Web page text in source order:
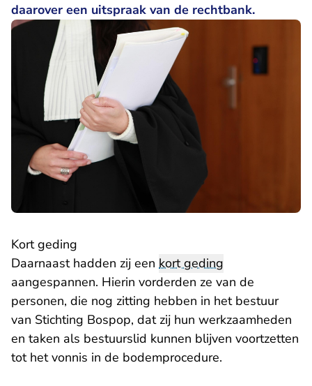
daarover een uitspraak van de rechtbank.
Kort geding
Daarnaast hadden zij een kort geding
aangespannen. Hierin vorderden ze van de
personen, die nog zitting hebben in het bestuur
van Stichting Bospop, dat zij hun werkzaamheden
en taken als bestuurslid kunnen blijven voortzetten
tot het vonnis in de bodemprocedure.